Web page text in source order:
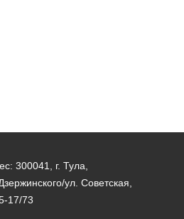
300041, г. Тула,
ул. Советская,
17/73